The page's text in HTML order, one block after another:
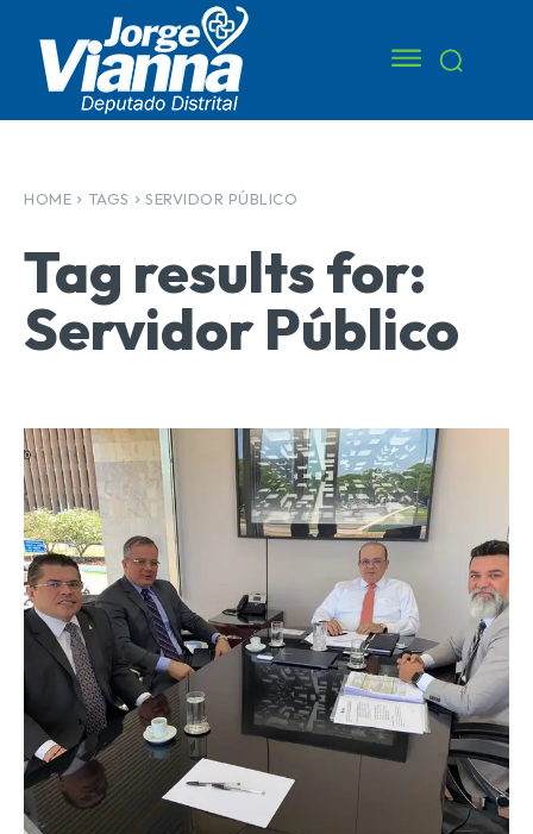
HOME TAGS SERVIDOR PÚBLICO
Tag results for:
Servidor Público